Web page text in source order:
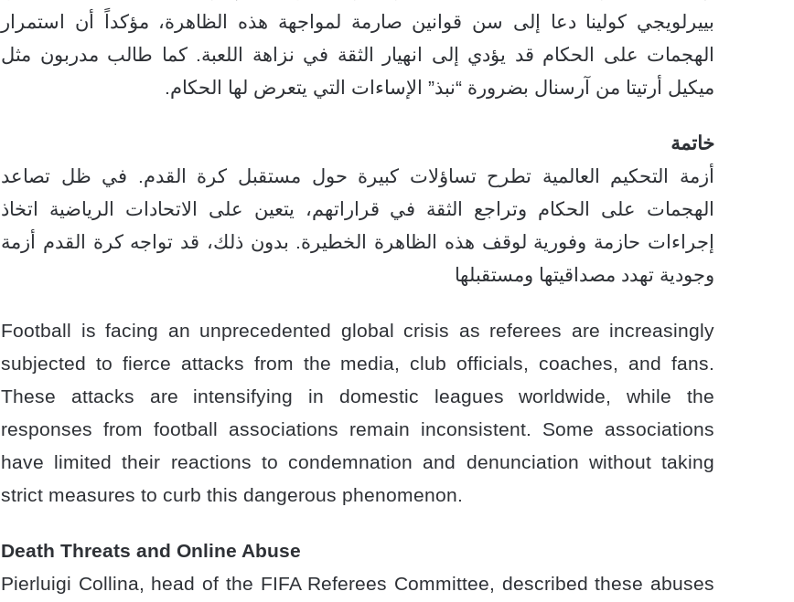
بييرلويجي كولينا دعا إلى سن قوانين صارمة لمواجهة هذه الظاهرة، مؤكداً أن استمرار
الهجمات على الحكام قد يؤدي إلى انهيار الثقة في نزاهة اللعبة. كما طالب مدربون مثل
ميكيل أرتيتا من آرسنال بضرورة “نبذ” الإساءات التي يتعرض لها الحكام.
خاتمة
أزمة التحكيم العالمية تطرح تساؤلات كبيرة حول مستقبل كرة القدم. في ظل تصاعد
الهجمات على الحكام وتراجع الثقة في قراراتهم، يتعين على الاتحادات الرياضية اتخاذ
إجراءات حازمة وفورية لوقف هذه الظاهرة الخطيرة. بدون ذلك، قد تواجه كرة القدم أزمة
وجودية تهدد مصداقيتها ومستقبلها
Football is facing an unprecedented global crisis as referees are increasingly
subjected to fierce attacks from the media, club officials, coaches, and fans.
These attacks are intensifying in domestic leagues worldwide, while the
responses from football associations remain inconsistent. Some associations
have limited their reactions to condemnation and denunciation without taking
strict measures to curb this dangerous phenomenon.
Death Threats and Online Abuse
Pierluigi Collina, head of the FIFA Referees Committee, described these abuses